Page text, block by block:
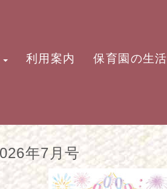
利用案内 保育園の生活
年7月号